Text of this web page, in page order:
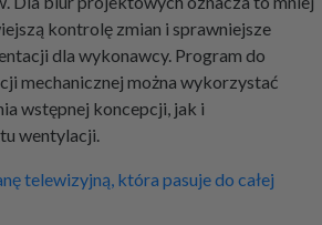
kontrolę zmian i sprawniejsze
dla wykonawcy. Program do
mechanicznej można wykorzystać
wstępnej koncepcji, jak i
wentylacji.
telewizyjną, która pasuje do całej